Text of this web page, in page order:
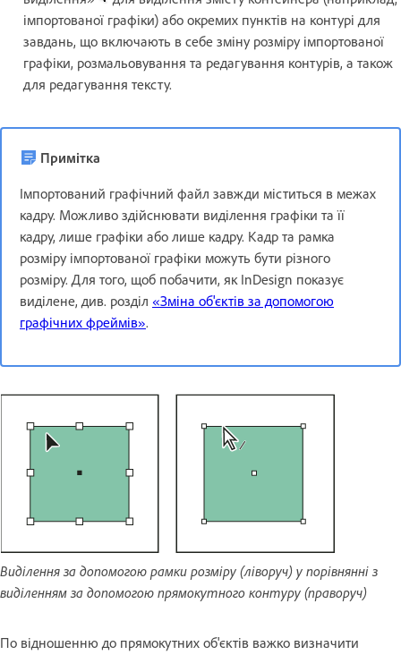
імпортованої графіки) або окремих пунктів на контурі для
завдань, що включають в себе зміну розміру імпортованої
графіки, розмальовування та редагування контурів, а також
для редагування тексту.
Примітка
Імпортований графічний файл завжди міститься в межах
кадру. Можливо здійснювати виділення графіки та її
кадру, лише графіки або лише кадру. Кадр та рамка
розміру імпортованої графіки можуть бути різного
розміру. Для того, щоб побачити, як InDesign показує
виділене, див. розділ «Зміна об'єктів за допомогою
графічних фреймів».
Виділення за допомогою рамки розміру (ліворуч) у порівнянні з
виділенням за допомогою прямокутного контуру (праворуч)
По відношенню до прямокутних об'єктів важко визначити